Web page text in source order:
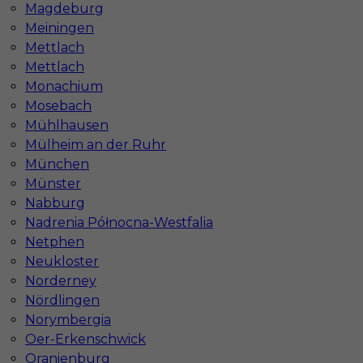
Magdeburg
Meiningen
Mettlach
Mettlach
Monachium
Mosebach
Mühlhausen
Mülheim an der Ruhr
München
Münster
Nabburg
Nadrenia Północna-Westfalia
Netphen
Neukloster
Norderney
Nördlingen
Norymbergia
Oer-Erkenschwick
Oranienburg
InServ © 2014 – 2026 | Wszelkie prawa zastrzeżone